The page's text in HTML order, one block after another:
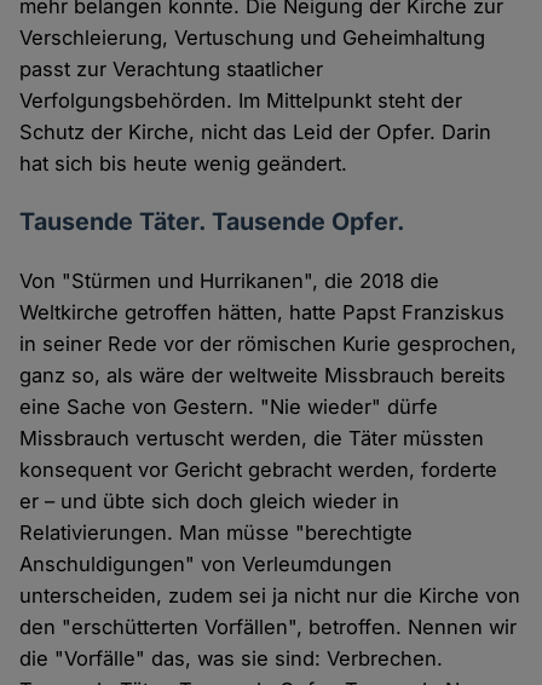
mehr belangen konnte. Die Neigung der Kirche zur
Verschleierung, Vertuschung und Geheimhaltung
passt zur Verachtung staatlicher
Verfolgungsbehörden. Im Mittelpunkt steht der
Schutz der Kirche, nicht das Leid der Opfer. Darin
hat sich bis heute wenig geändert.
Tausende Täter. Tausende Opfer.
Von "Stürmen und Hurrikanen", die 2018 die
Weltkirche getroffen hätten, hatte Papst Franziskus
in seiner Rede vor der römischen Kurie gesprochen,
ganz so, als wäre der weltweite Missbrauch bereits
eine Sache von Gestern. "Nie wieder" dürfe
Missbrauch vertuscht werden, die Täter müssten
konsequent vor Gericht gebracht werden, forderte
er – und übte sich doch gleich wieder in
Relativierungen. Man müsse "berechtigte
Anschuldigungen" von Verleumdungen
unterscheiden, zudem sei ja nicht nur die Kirche von
den "erschütterten Vorfällen", betroffen. Nennen wir
die "Vorfälle" das, was sie sind: Verbrechen.